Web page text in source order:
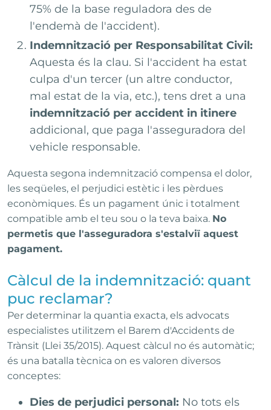
75% de la base reguladora des de
l'endemà de l'accident).
Indemnització per Responsabilitat Civil:
Aquesta és la clau. Si l'accident ha estat
culpa d'un tercer (un altre conductor,
mal estat de la via, etc.), tens dret a una
indemnització per accident in itinere
addicional, que paga l'asseguradora del
vehicle responsable.
Aquesta segona indemnització compensa el dolor,
les seqüeles, el perjudici estètic i les pèrdues
econòmiques. És un pagament únic i totalment
compatible amb el teu sou o la teva baixa. No
permetis que l'asseguradora s'estalviï aquest
pagament.
Càlcul de la indemnització: quant
puc reclamar?
Per determinar la quantia exacta, els advocats
especialistes utilitzem el Barem d'Accidents de
Trànsit (Llei 35/2015). Aquest càlcul no és automàtic;
és una batalla tècnica on es valoren diversos
conceptes:
Dies de perjudici personal: No tots els